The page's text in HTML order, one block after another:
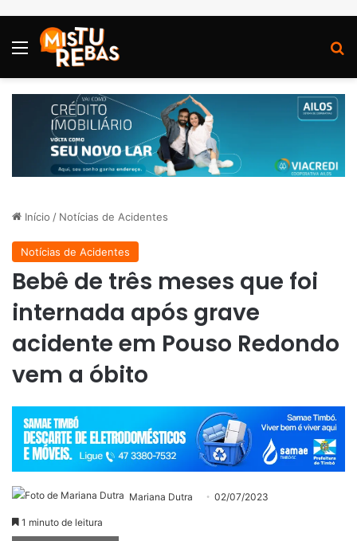
Menu
Início / Notícias de Acidentes
Notícias de Acidentes
Bebê de três meses que foi
internada após grave
acidente em Pouso Redondo
vem a óbito
Mariana Dutra 02/07/2023
1 minuto de leitura